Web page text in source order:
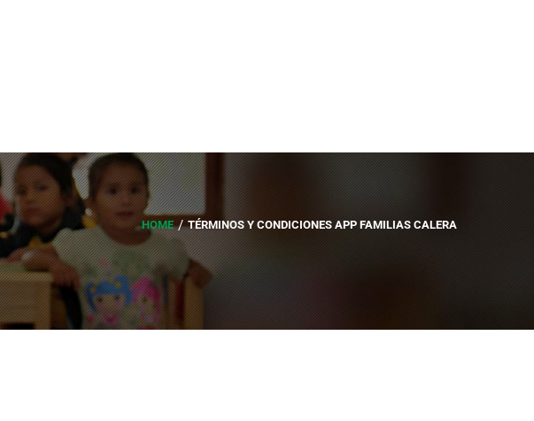
HOME TÉRMINOS Y CONDICIONES APP FAMILIAS CALERA